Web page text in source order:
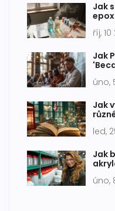
Jak
říj,
Jak
úno,
Jak
led,
Jak
úno,